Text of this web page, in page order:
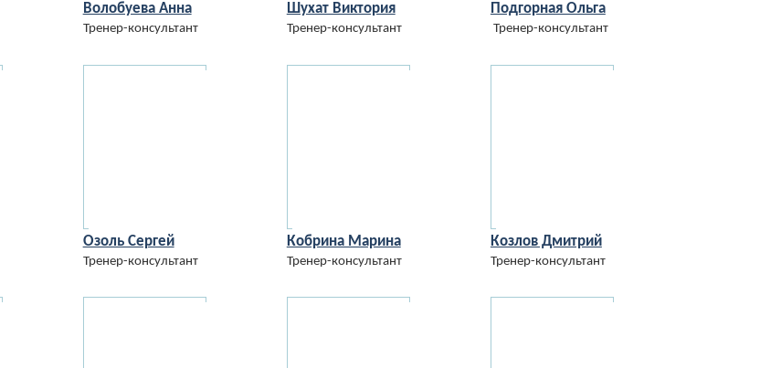
Волобуева Анна
Тренер-консультант
Шухат Виктория
Тренер-консультант
Подгорная Ольга
Тренер-консультант
Озоль Сергей
Тренер-консультант
Кобрина Марина
Тренер-консультант
Козлов Дмитрий
Тренер-консультант